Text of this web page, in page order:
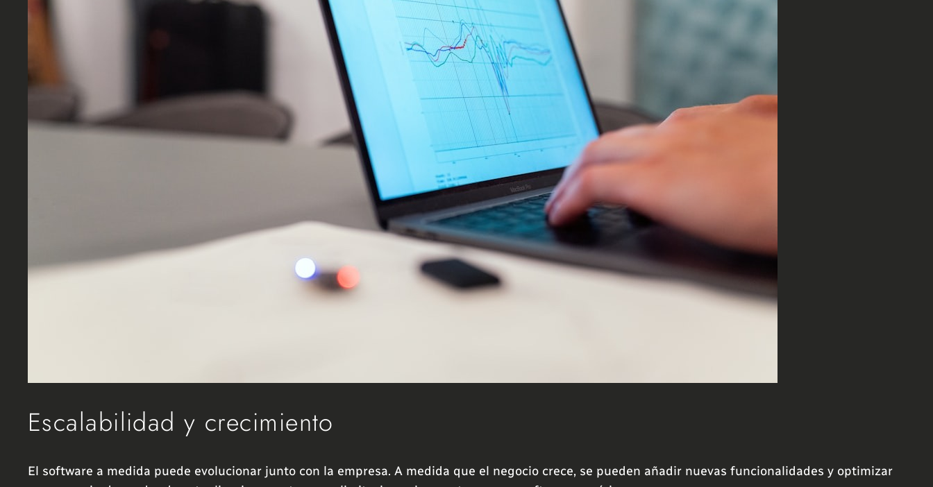
Escalabilidad y crecimiento
El software a medida puede evolucionar junto con la empresa. A medida que el negocio crece, se pueden añadir nuevas funcionalidades y optimizar